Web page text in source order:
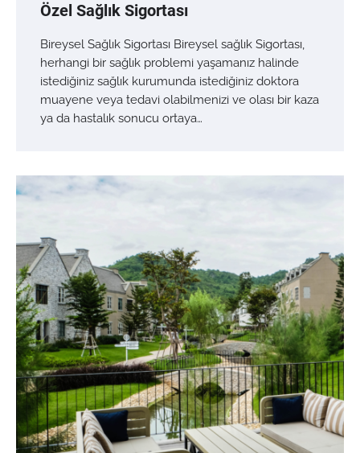
Özel Sağlık Sigortası
Bireysel Sağlık Sigortası Bireysel sağlık Sigortası,
herhangi bir sağlık problemi yaşamanız halinde
istediğiniz sağlık kurumunda istediğiniz doktora
muayene veya tedavi olabilmenizi ve olası bir kaza
ya da hastalık sonucu ortaya…